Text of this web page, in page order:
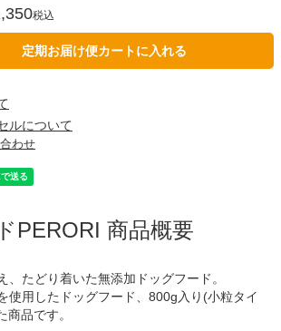
税込
定期お届け便カートに入れる
ルについて
わせ
PERORI 商品概要
、たどり着いた無添加ドッグフード。
使用したドッグフード、800g入り(小粒タイ
品です。